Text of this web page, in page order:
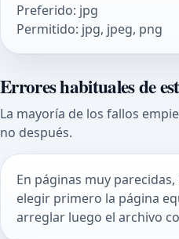
Preferido: jpg
Permitido: jpg, jpeg, png
Errores habituales de
La mayoría de los fallos
no después.
En páginas muy
elegir primero la página
arreglar luego el archivo